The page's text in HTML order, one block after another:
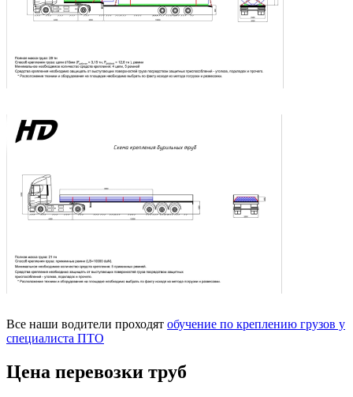
Все наши водители проходят обучение по креплению грузов у
специалиста ПТО
Цена перевозки труб